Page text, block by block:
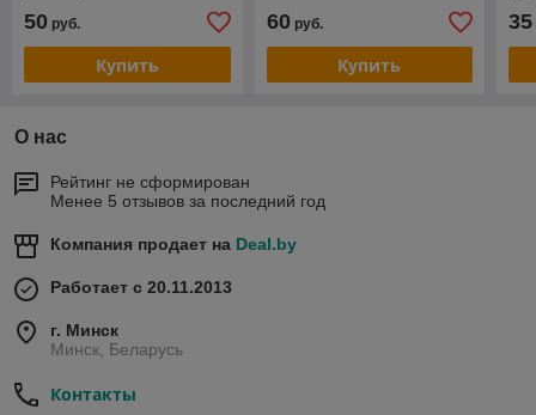
50 руб.
Купить
60руб.
Купить
35
О нас
Рейтинг не сформирован
Менее 5 отзывов за последний год
Компания продает на Deal.by
Работает с 20.11.2013
г. Минск
Минск, Беларусь
Контакты